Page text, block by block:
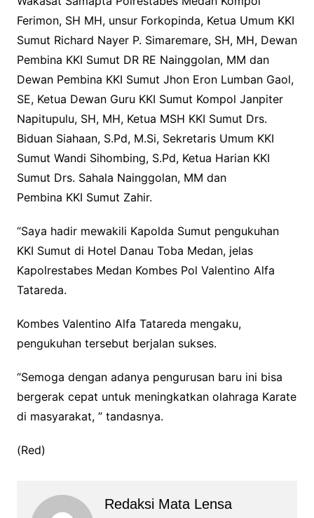
Ferimon, SH MH, unsur Forkopinda, Ketua Umum KKI
Sumut Richard Nayer P. Simaremare, SH, MH, Dewan
Pembina KKI Sumut DR RE Nainggolan, MM dan
Dewan Pembina KKI Sumut Jhon Eron Lumban Gaol,
SE, Ketua Dewan Guru KKI Sumut Kompol Janpiter
Napitupulu, SH, MH, Ketua MSH KKI Sumut Drs.
Biduan Siahaan, S.Pd, M.Si, Sekretaris Umum KKI
Sumut Wandi Sihombing, S.Pd, Ketua Harian KKI
Sumut Drs. Sahala Nainggolan, MM dan
Pembina KKI Sumut Zahir.
“Saya hadir mewakili Kapolda Sumut pengukuhan
KKI Sumut di Hotel Danau Toba Medan, jelas
Kapolrestabes Medan Kombes Pol Valentino Alfa
Tatareda.
Kombes Valentino Alfa Tatareda mengaku,
pengukuhan tersebut berjalan sukses.
“Semoga dengan adanya pengurusan baru ini bisa
bergerak cepat untuk meningkatkan olahraga Karate
di masyarakat, ” tandasnya.
(Red)
Redaksi Mata Lensa